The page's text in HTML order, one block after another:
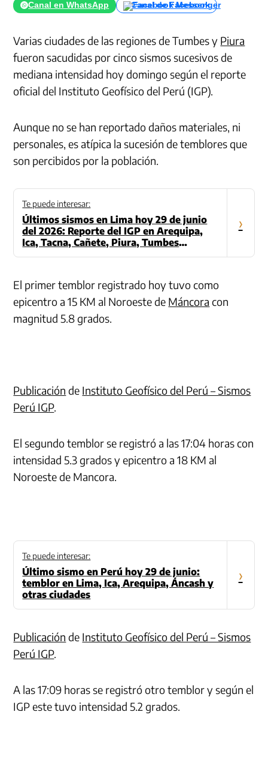
Canal en WhatsApp
Canal de Facebook
Varias ciudades de las regiones de Tumbes y Piura
fueron sacudidas por cinco sismos sucesivos de
mediana intensidad hoy domingo según el reporte
oficial del Instituto Geofísico del Perú (IGP).
Aunque no se han reportado daños materiales, ni
personales, es atípica la sucesión de temblores que
son percibidos por la población.
Te puede interesar:
Últimos sismos en Lima hoy 29 de junio
del 2026: Reporte del IGP en Arequipa,
Ica, Tacna, Cañete, Piura, Tumbes
›
El primer temblor registrado hoy tuvo como
epicentro a 15 KM al Noroeste de Máncora con
magnitud 5.8 grados.
Publicación de Instituto Geofísico del Perú – Sismos
Perú IGP.
El segundo temblor se registró a las 17:04 horas con
intensidad 5.3 grados y epicentro a 18 KM al
Noroeste de Mancora.
Te puede interesar:
Último sismo en Perú hoy 29 de junio:
temblor en Lima, Ica, Arequipa, Áncash y
otras ciudades
›
Publicación de Instituto Geofísico del Perú – Sismos
Perú IGP.
A las 17:09 horas se registró otro temblor y según el
IGP este tuvo intensidad 5.2 grados.